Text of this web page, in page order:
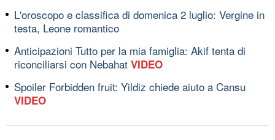
L'oroscopo e classifica di domenica 2 luglio: Vergine in
testa, Leone romantico
Anticipazioni Tutto per la mia famiglia: Akif tenta di
riconciliarsi con Nebahat VIDEO
Spoiler Forbidden fruit: Yildiz chiede aiuto a Cansu
VIDEO